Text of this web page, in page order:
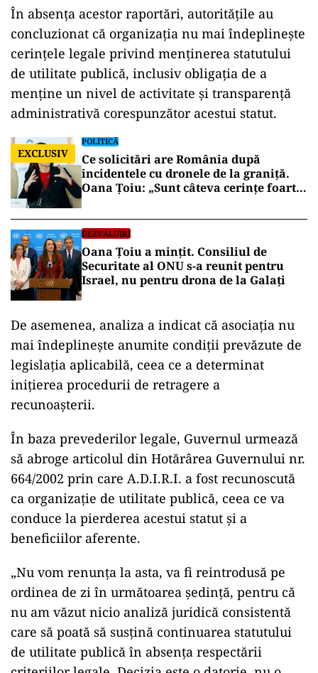
În absența acestor raportări, autoritățile au
concluzionat că organizația nu mai îndeplinește
cerințele legale privind menținerea statutului
de utilitate publică, inclusiv obligația de a
menține un nivel de activitate și transparență
administrativă corespunzător acestui statut.
EXCLUSIV
POLITICĂ
Ce solicitări are România după
incidentele cu dronele de la graniță.
Oana Țoiu: „Sunt câteva cerințe foarte
DEZVĂLUIRI
Oana Țoiu a mințit. Consiliul de
Securitate al ONU s-a reunit pentru
Israel, nu pentru drona de la Galați
De asemenea, analiza a indicat că asociația nu
mai îndeplinește anumite condiții prevăzute de
legislația aplicabilă, ceea ce a determinat
inițierea procedurii de retragere a
recunoașterii.
În baza prevederilor legale, Guvernul urmează
să abroge articolul din Hotărârea Guvernului nr.
664/2002 prin care A.D.I.R.I. a fost recunoscută
ca organizație de utilitate publică, ceea ce va
conduce la pierderea acestui statut și a
beneficiilor aferente.
„Nu vom renunța la asta, va fi reintrodusă pe
ordinea de zi în următoarea ședință, pentru că
nu am văzut nicio analiză juridică consistentă
care să poată să susțină continuarea statutului
de utilitate publică în absența respectării